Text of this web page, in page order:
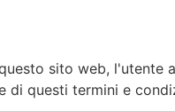
sito web,
questi termini e